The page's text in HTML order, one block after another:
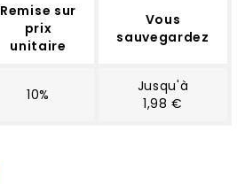
Remise sur
prix
unitaire
Vous
sauvegardez
10%
Jusqu'à
1,98 €